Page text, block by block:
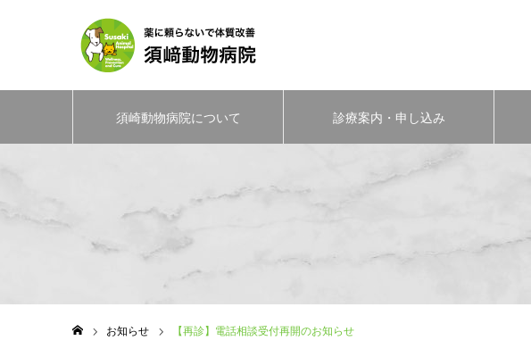
須崎動物病院について 診療案内・申し込み
お知らせ 【再診】電話相談受付再開のお知らせ